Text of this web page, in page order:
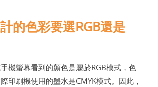
的色彩要選RGB還是
機螢幕看到的顏色是屬於RGB模式，色
印刷機使用的墨水是CMYK模式。因此，